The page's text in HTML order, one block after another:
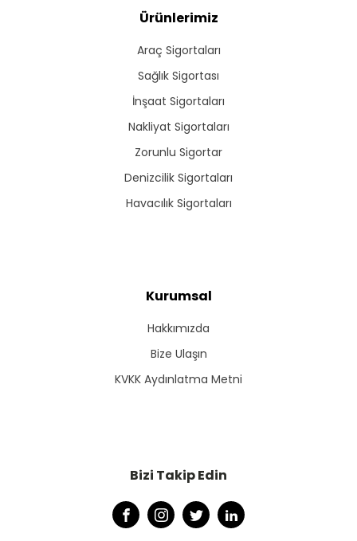
Ürünlerimiz
Araç Sigortaları
Sağlık Sigortası
İnşaat Sigortaları
Nakliyat Sigortaları
Zorunlu Sigortar
Denizcilik Sigortaları
Havacılık Sigortaları
Kurumsal
Hakkımızda
Bize Ulaşın
KVKK Aydınlatma Metni
Bizi Takip Edin